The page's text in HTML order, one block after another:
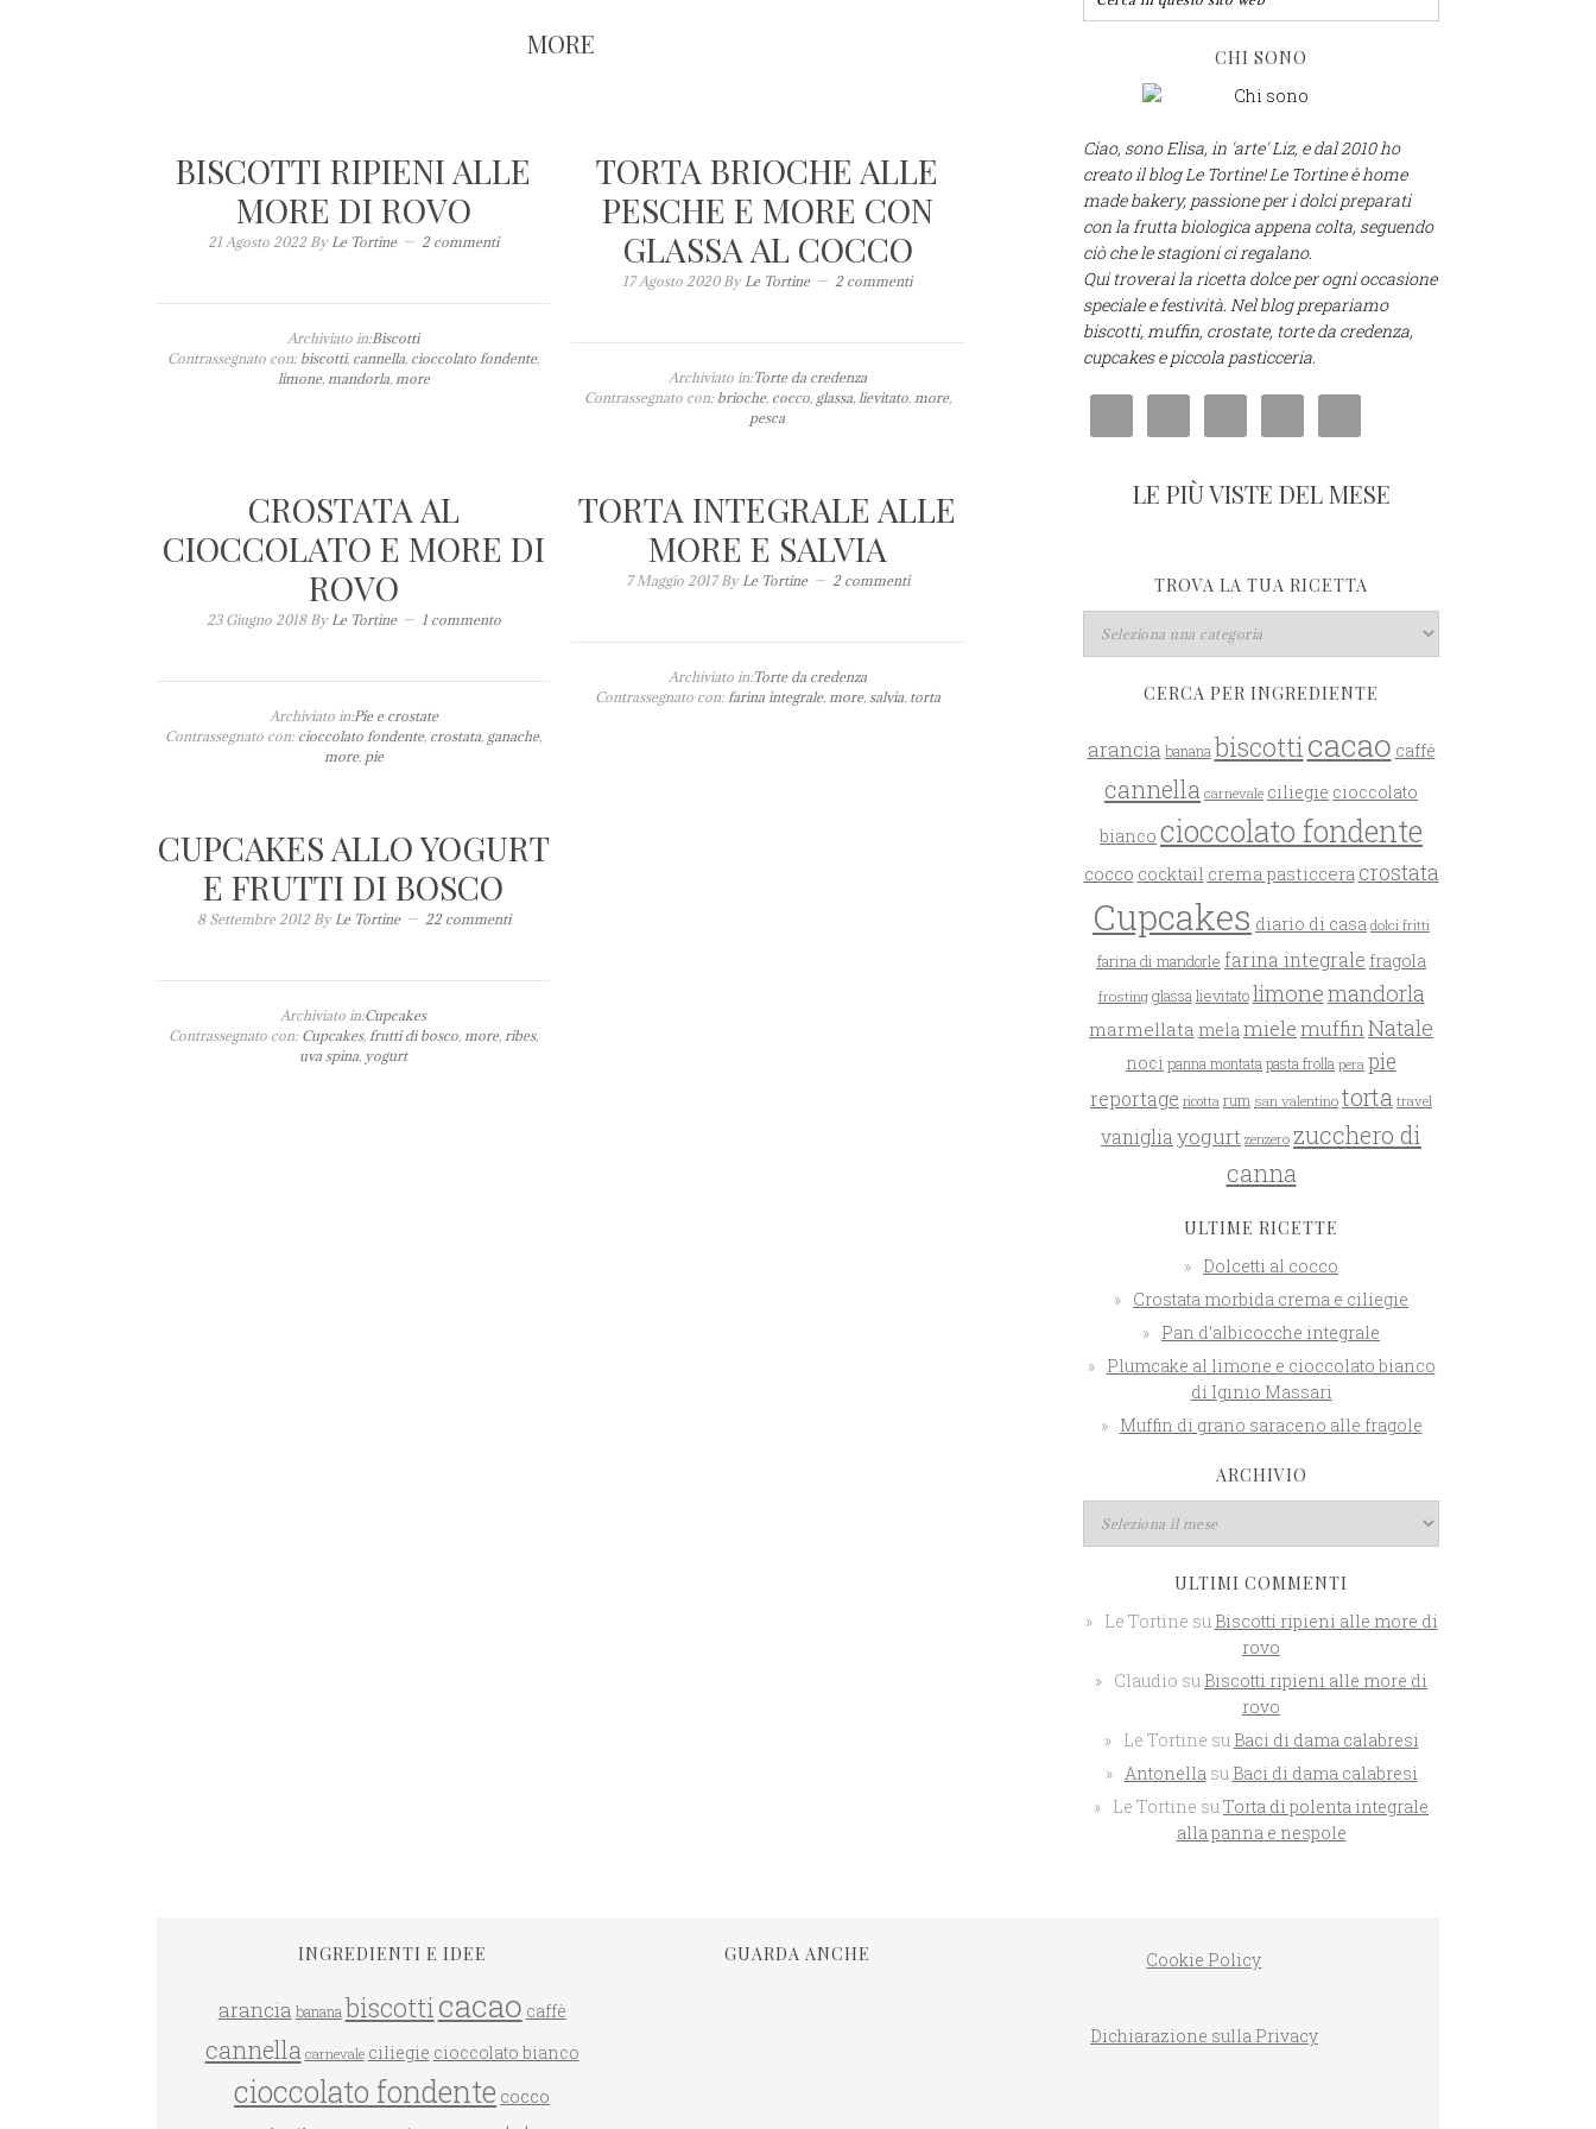
MORE
BISCOTTI RIPIENI ALLE
MORE DI ROVO
21 Agosto 2022ByLe Tortine 2 commenti
Archiviato in:Biscotti
Contrassegnato con: biscotti, cannella, cioccolato fondente,
limone, mandorla, more
TORTA BRIOCHE ALLE
PESCHE E MORE CON
GLASSA AL COCCO
17 Agosto 2020ByLe Tortine 2 commenti
Archiviato in:Torte da credenza
Contrassegnato con: brioche, cocco, glassa, lievitato, more,
pesca
CROSTATA AL
CIOCCOLATO E MORE DI
ROVO
23 Giugno 2018ByLe Tortine 1 commento
Archiviato in:Pie e crostate
Contrassegnato con: cioccolato fondente, crostata, ganache,
more, pie
TORTA INTEGRALE ALLE
MORE E SALVIA
7 Maggio 2017ByLe Tortine 2 commenti
Archiviato in:Torte da credenza
Contrassegnato con: farina integrale, more, salvia, torta
CUPCAKES ALLO YOGURT
E FRUTTI DI BOSCO
8 Settembre 2012ByLe Tortine 22 commenti
Archiviato in:Cupcakes
Contrassegnato con: Cupcakes,frutti di bosco,more,ribes,
uva spina, yogurt
CHI SONO
Ciao, sono Elisa, in 'arte' Liz, e dal 2010 ho
creato il blog Le Tortine! Le Tortine è home
made bakery, passione per i dolci preparati
con la frutta biologica appena colta, seguendo
ciò che le stagioni ci regalano.
Qui troverai la ricetta dolce per ogni occasione
speciale e festività. Nel blog prepariamo
biscotti, muffin, crostate, torte da credenza,
cupcakes e piccola pasticceria.
LE PIÙ VISTE DEL MESE
TROVA LA TUA RICETTA
CERCA PER INGREDIENTE
arancia banana biscotticacao caffè
cannella carnevale ciliegie cioccolato
bianco cioccolato fondente
cocco cocktail crema pasticcera crostata
Cupcakes diario di casa dolci fritti
farina di mandorle farina integrale fragola
frosting glassa lievitato limonemandorla
marmellata melamielemuffin Natale
noci panna montata pasta frolla pera pie
reportage ricotta rum san valentino torta travel
vaniglia yogurt zenzero zucchero di
canna
ULTIME RICETTE
Dolcetti al cocco
Crostata morbida crema e ciliegie
Pan d’albicocche integrale
Plumcake al limone e cioccolato bianco
di Iginio Massari
Muffin di grano saraceno alle fragole
ARCHIVIO
ULTIMI COMMENTI
Le Tortine su Biscotti ripieni alle more di
rovo
Claudio su Biscotti ripieni alle more di
rovo
Le Tortine su Baci di dama calabresi
Antonellasu Baci di dama calabresi
Le Tortine suTorta di polenta integrale
alla panna e nespole
INGREDIENTI E IDEE
arancia banana biscotticacao caffè
cannella carnevale ciliegie cioccolato bianco
cioccolato fondente cocco
GUARDA ANCHE Cookie Policy
Dichiarazione sulla Privacy